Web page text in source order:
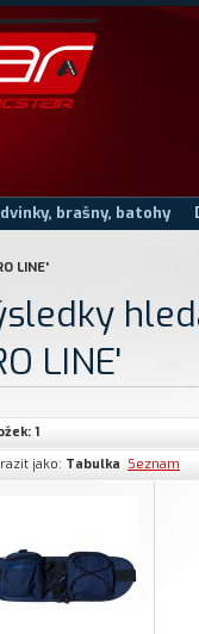
brašny, batohy
LINE'
LINE'
1
jako: Tabulka Seznam